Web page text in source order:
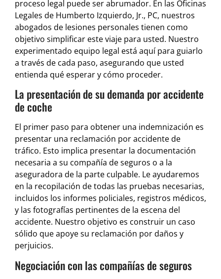
proceso legal puede ser abrumador. En las Oficinas
Legales de Humberto Izquierdo, Jr., PC, nuestros
abogados de lesiones personales tienen como
objetivo simplificar este viaje para usted. Nuestro
experimentado equipo legal está aquí para guiarlo
a través de cada paso, asegurando que usted
entienda qué esperar y cómo proceder.
La presentación de su demanda por accidente
de coche
El primer paso para obtener una indemnización es
presentar una reclamación por accidente de
tráfico. Esto implica presentar la documentación
necesaria a su compañía de seguros o a la
aseguradora de la parte culpable. Le ayudaremos
en la recopilación de todas las pruebas necesarias,
incluidos los informes policiales, registros médicos,
y las fotografías pertinentes de la escena del
accidente. Nuestro objetivo es construir un caso
sólido que apoye su reclamación por daños y
perjuicios.
Negociación con las compañías de seguros